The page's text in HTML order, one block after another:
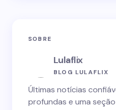
SOBRE
Lulaflix
BLOG LULAFLIX
Últimas notícias
profundas e uma